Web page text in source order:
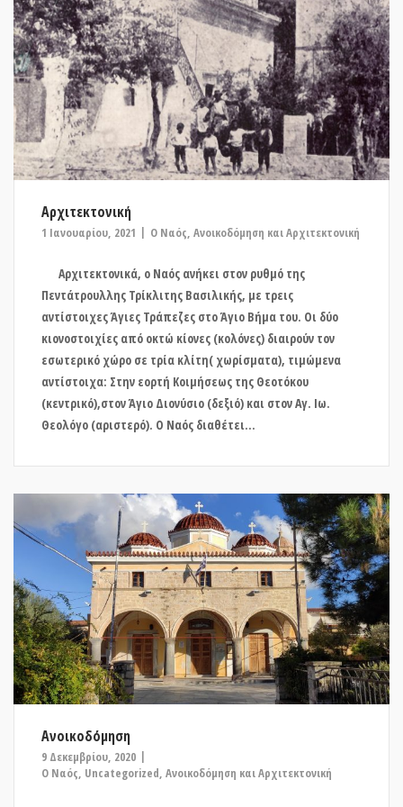
Αρχιτεκτονική
1 Ιανουαρίου, 2021 O Ναός, Ανοικοδόμηση και Αρχιτεκτονική
Αρχιτεκτονικά, ο Ναός ανήκει στον ρυθμό της
Πεντάτρουλλης Τρίκλιτης Βασιλικής, με τρεις
αντίστοιχες Άγιες Τράπεζες στο Άγιο Βήμα του. Οι δύο
κιονοστοιχίες από οκτώ κίονες (κολόνες) διαιρούν τον
εσωτερικό χώρο σε τρία κλίτη( χωρίσματα), τιμώμενα
αντίστοιχα: Στην εορτή Κοιμήσεως της Θεοτόκου
(κεντρικό),στον Άγιο Διονύσιο (δεξιό) και στον Αγ. Ιω.
Θεολόγο (αριστερό). Ο Ναός διαθέτει...
Ανοικοδόμηση
9 Δεκεμβρίου, 2020
O Ναός, Uncategorized, Ανοικοδόμηση και Αρχιτεκτονική